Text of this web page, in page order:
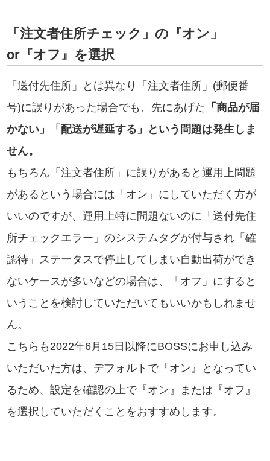
「注文者住所チェック」の『オン」
or『オフ』を選択
「送付先住所」とは異なり「注文者住所」(郵便番
号)に誤りがあった場合でも、先にあげた 「商品が届
かない」「配送が遅延する」という問題は発生しま
せん。
もちろん「注文者住所」に誤りがあると運用上問題
があるという場合には「オン」にしていただく方が
いいのですが、運用上特に問題ないのに「送付先住
所チェックエラー」のシステムタグが付与され「確
認待」ステータスで停止してしまい自動出荷ができ
ないケースが多いなどの場合は、「オフ」にすると
いうことを検討していただいてもいいかもしれませ
ん。
こちらも2022年6月15日以降にBOSSにお申し込み
いただいた方は、デフォルトで『オン』となってい
るため、設定を確認の上で『オン』または『オフ』
を選択していただくことをおすすめします。